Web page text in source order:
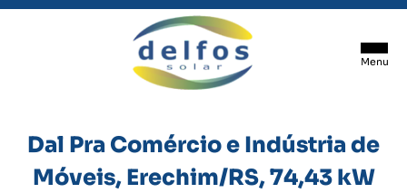
SOBRE NÓS
Dal Pra Comércio e Indústria de
Móveis, Erechim/RS, 74,43 kW